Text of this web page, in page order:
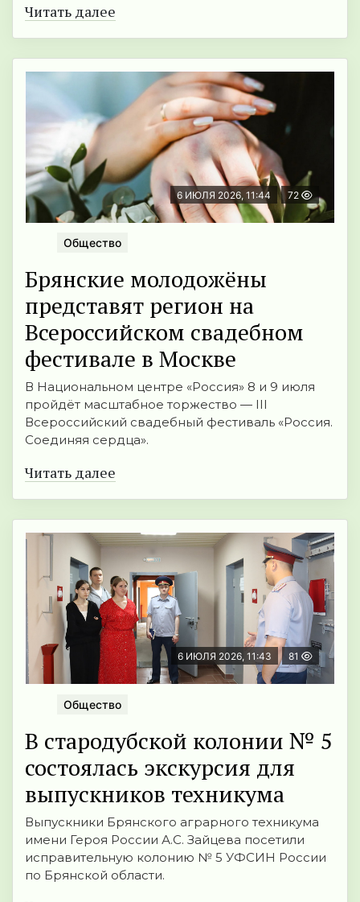
Читать далее
6 ИЮЛЯ 2026, 11:44 72
Общество
Брянские молодожёны
представят регион на
Всероссийском свадебном
фестивале в Москве
В Национальном центре «Россия» 8 и 9 июля
пройдёт масштабное торжество — III
Всероссийский свадебный фестиваль «Россия.
Соединяя сердца».
Читать далее
6 ИЮЛЯ 2026, 11:43 81
Общество
В стародубской колонии № 5
состоялась экскурсия для
выпускников техникума
Выпускники Брянского аграрного техникума
имени Героя России А.С. Зайцева посетили
исправительную колонию № 5 УФСИН России
по Брянской области.